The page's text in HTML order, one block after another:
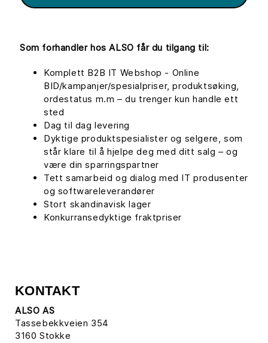
Som forhandler hos ALSO får du tilgang til:
Komplett B2B IT Webshop - Online
BID/kampanjer/spesialpriser, produktsøking,
ordestatus m.m – du trenger kun handle ett
sted
Dag til dag levering
Dyktige produktspesialister og selgere, som
står klare til å hjelpe deg med ditt salg – og
være din sparringspartner
Tett samarbeid og dialog med IT produsenter
og softwareleverandører
Stort skandinavisk lager
Konkurransedyktige fraktpriser
KONTAKT
ALSO AS
Tassebekkveien 354
3160 Stokke